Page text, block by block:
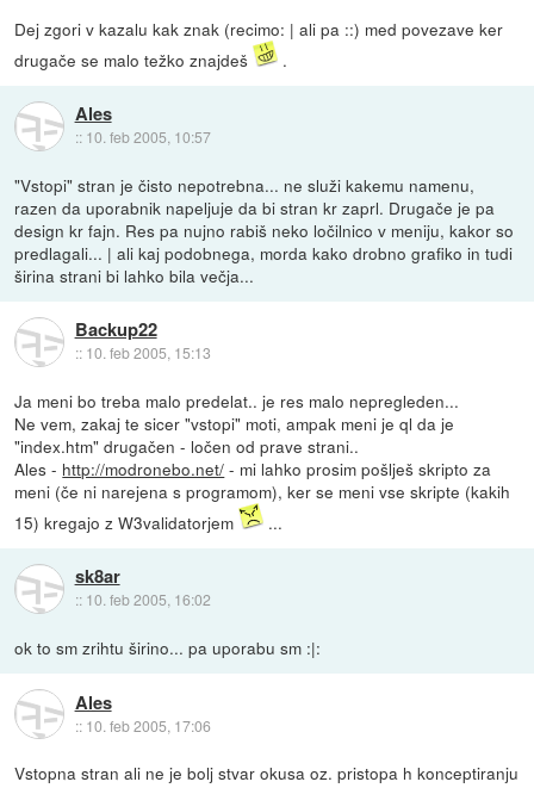
Dej zgori v kazalu kak znak (recimo: | ali pa ::) med povezave ker
drugače se malo težko znajdeš
.
Ales
:: 10. feb 2005, 10:57
"Vstopi" stran je čisto nepotrebna... ne služi kakemu namenu,
razen da uporabnik napeljuje da bi stran kr zaprl. Drugače je pa
design kr fajn. Res pa nujno rabiš neko ločilnico v meniju, kakor so
predlagali... | ali kaj podobnega, morda kako drobno grafiko in tudi
širina strani bi lahko bila večja...
Backup22
:: 10. feb 2005, 15:13
Ja meni bo treba malo predelat.. je res malo nepregleden...
Ne vem, zakaj te sicer "vstopi" moti, ampak meni je ql da je
"index.htm" drugačen - ločen od prave strani..
Ales - http://modronebo.net/ - mi lahko prosim pošlješ skripto za
meni (če ni narejena s programom), ker se meni vse skripte (kakih
15) kregajo z W3validatorjem
...
sk8ar
:: 10. feb 2005, 16:02
ok to sm zrihtu širino... pa uporabu sm :|:
Ales
:: 10. feb 2005, 17:06
Vstopna stran ali ne je bolj stvar okusa oz. pristopa h konceptiranju